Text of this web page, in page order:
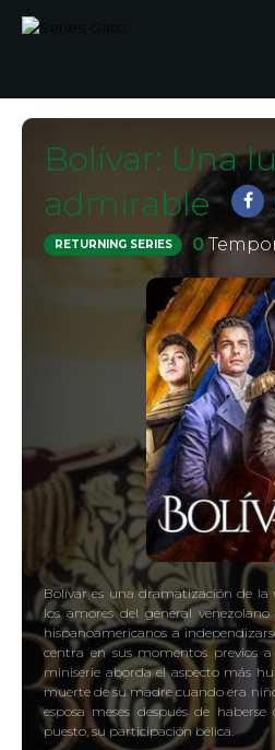
Bolívar: Una
admirable
RETURNING SERIES 0
Bolívar es una dramatización de la
los amores del general
hispanoamericanos a
centra en sus momentos previos a
miniserie aborda el aspecto más
muerte de su madre cuando era
esposa meses después de
puesto, su participación bélica.